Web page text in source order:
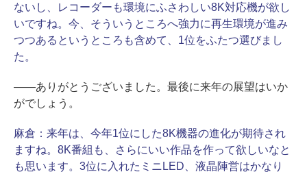
ないし、レコーダーも環境にふさわしい8K対応機が欲し
いですね。今、そういうところへ強力に再生環境が進み
つつあるというところも含めて、1位をふたつ選びまし
た。
――ありがとうございました。最後に来年の展望はいか
がでしょう。
麻倉： 来年は、今年1位にした8K機器の進化が期待され
ますね。8K番組も、さらにいい作品を作って欲しいなと
も思います。3位に入れたミニLED、液晶陣営はかなり